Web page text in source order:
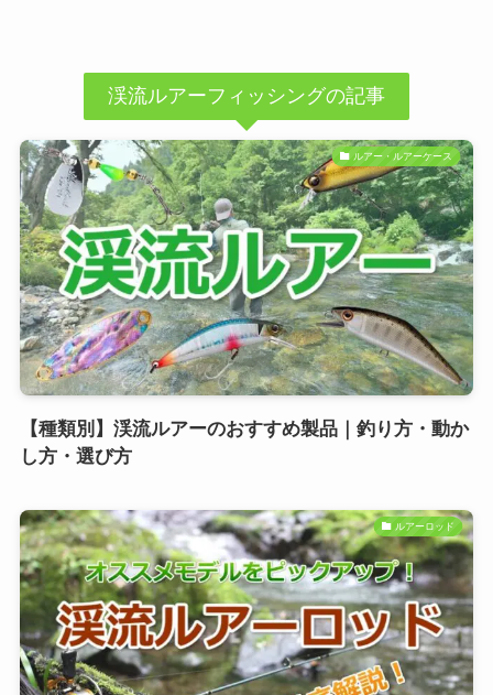
渓流ルアーフィッシングの記事
ルアー・ルアーケース
【種類別】渓流ルアーのおすすめ製品｜釣り方・動か
し方・選び方
ルアーロッド